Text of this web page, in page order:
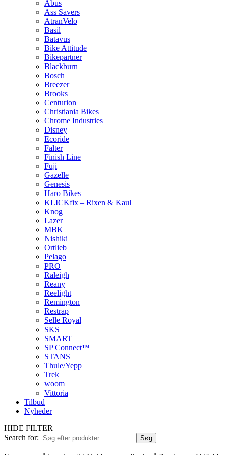
Abus
Ass Savers
AtranVelo
Basil
Batavus
Bike Attitude
Bikepartner
Blackburn
Bosch
Breezer
Brooks
Centurion
Christiania Bikes
Chrome Industries
Disney
Ecoride
Falter
Finish Line
Fuji
Gazelle
Genesis
Haro Bikes
KLICKfix – Rixen & Kaul
Knog
Lazer
MBK
Nishiki
Ortlieb
Pelago
PRO
Raleigh
Reany
Reelight
Remington
Restrap
Selle Royal
SKS
SMART
SP Connect™
STANS
Thule/Yepp
Trek
woom
Vittoria
Tilbud
Nyheder
HIDE FILTER
Search for:
Søg